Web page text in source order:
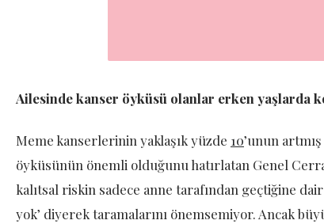
Ailesinde kanser öyküsü olanlar erken yaşlarda
Meme kanserlerinin yaklaşık yüzde 10’unun
öyküsünün önemli olduğunu hatırlatan Genel
kalıtsal riskin sadece anne tarafından geçtiğine
yok’ diyerek taramalarını önemsemiyor. Ancak